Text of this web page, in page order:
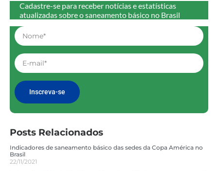
Cadastre-se para receber notícias e estatísticas
atualizadas sobre o saneamento básico no Brasil
Inscreva-se
Posts Relacionados
Indicadores de saneamento básico das sedes da Copa América no
Brasil
22/11/2021